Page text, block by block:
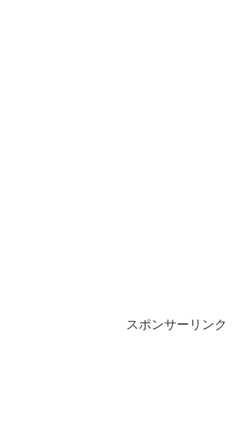
スポンサーリンク